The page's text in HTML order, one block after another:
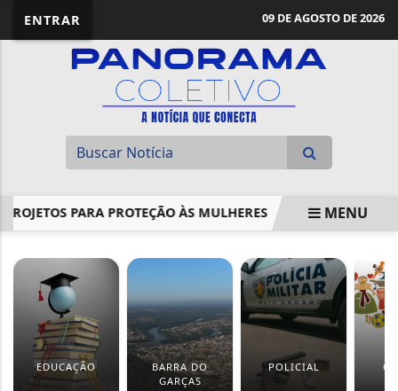
ENTRAR 09 DE AGOSTO DE 2026
PARA PROTEÇÃO ÀS MULHERES POR ORDEM DE
MENU
EDUCAÇÃO
BARRA DO
GARÇAS
POLICIAL